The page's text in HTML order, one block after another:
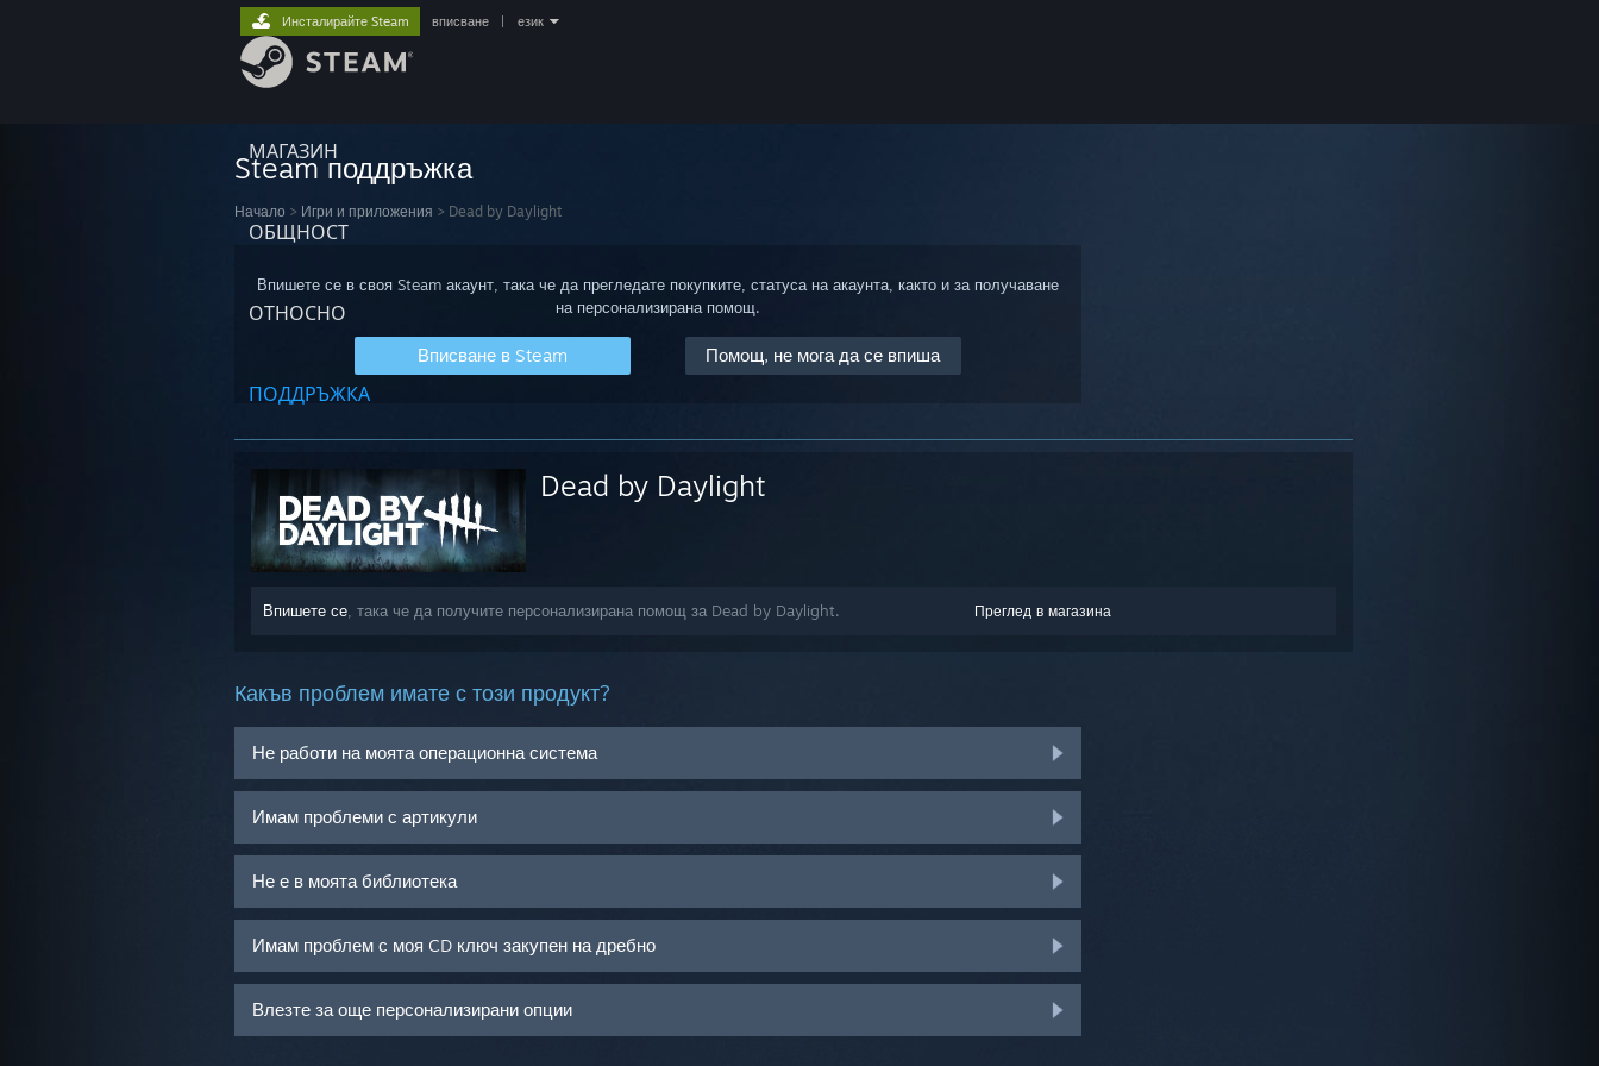
МАГАЗИН
ОБЩНОСТ
ОТНОСНО
ПОДДРЪЖКА
Инсталирайте Steam вписване език
Steam поддръжка
Начало > Игри и приложения > Dead by Daylight
Впишете се в своя Steam акаунт, така че да прегледате покупките, статуса на акаунта, както и за получаване
на персонализирана помощ.
Вписване в Steam Помощ, не мога да се впиша
Dead by Daylight
Преглед в магазина
Впишете се , така че да получите персонализирана помощ за Dead by Daylight.
Какъв проблем имате с този продукт?
Не работи на моята операционна система
Имам проблеми с артикули
Не е в моята библиотека
Имам проблем с моя CD ключ закупен на дребно
Влезте за още персонализирани опции